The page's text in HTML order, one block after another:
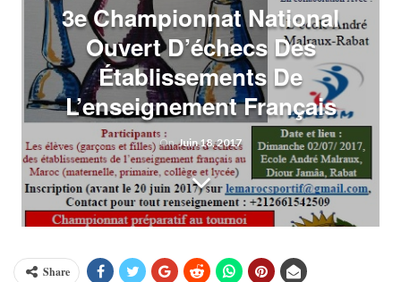
3e Championnat National
Ouvert D’échecs Des
Établissements De
L’enseignement Français
OnJuin 18, 2017
Share